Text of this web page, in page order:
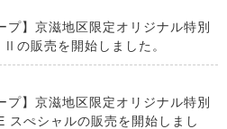
プ】京滋地区限定オリジナル特別
の販売を開始しました。
プ】京滋地区限定オリジナル特別
ぺシャルの販売を開始しまし